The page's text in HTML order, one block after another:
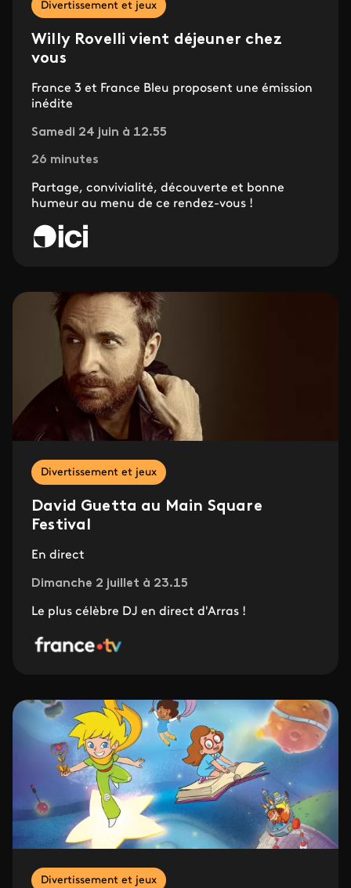
Divertissement et jeux
Willy Rovelli vient déjeuner chez
vous
France 3 et France Bleu proposent une émission
inédite
Samedi 24 juin à 12.55
26 minutes
Partage, convivialité, découverte et bonne
humeur au menu de ce rendez-vous !
Divertissement et jeux
David Guetta au Main Square
Festival
En direct
Dimanche 2 juillet à 23.15
Le plus célèbre DJ en direct d'Arras !
Divertissement et jeux